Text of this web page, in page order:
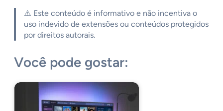
⚠️ Este conteúdo é informativo e não incentiva o
uso indevido de extensões ou conteúdos protegidos
por direitos autorais.
Você pode gostar: